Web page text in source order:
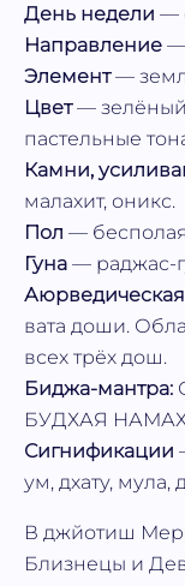
День недели —
Направление —
Элемент—
Цвет—
пастельные
Камни,
малахит, оникс.
Пол —
Гуна — раджас-
вата доши.
всех трёх дош.
Биджа-мантра:
БУДХАЯ
Сигнификации
ум, дхату, мула,
В джйотиш
Близнецы и